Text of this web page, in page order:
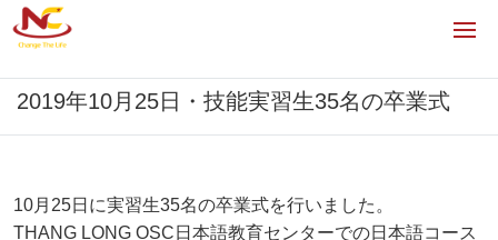
2019年10月25日・技能実習生35名の卒業式
10月25日に実習生35名の卒業式を行いました。
THANG LONG OSC日本語教育センターでの日本語コース